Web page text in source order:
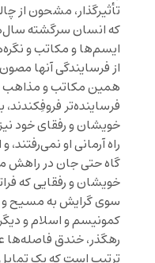
تأثیرگذار، مشحون
که انسان سرگشته
ایسم‌ها و مکاتب و
از فرسایندگی آنها
همین مکاتب و مذاهب
فرساینده‌تر
خویشان و رفقای خود نیز
راه آرمانی او
گاه حتی جان در راهش
خویشان و رفقایی که
سوی گرایش به مسیح و
کمونیسم و اسلام و
رهگذر، خندق فاصله‌ها
ترتیب است که یک تمایل